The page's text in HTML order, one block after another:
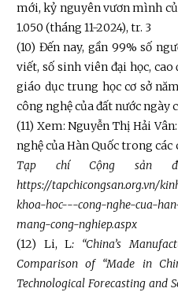
mới, kỷ nguyên vươn mình
1.050 (tháng 11-2024), tr. 3
(10) Đến nay, gần 99% số
viết, số sinh viên đại học, cao
giáo dục trung học cơ sở
công nghệ của đất nước ngày
(11) Xem: Nguyễn Thị Hải
nghệ của Hàn Quốc trong các
Tạp chí Cộng sản
https://tapchicongsan.org.vn/
khoa-hoc---cong-nghe-cua-
mang-cong-nghiep.aspx
(12) Li, L: “China’s
Comparison of “Made in
Technological Forecasting and